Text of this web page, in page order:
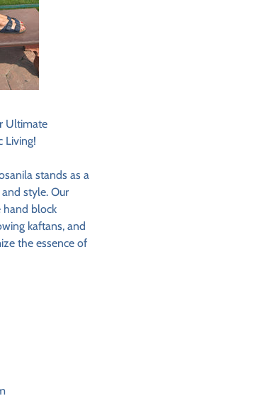
Ultimate
Living!
stands as a
style. Our
hand block
kaftans, and
the essence of